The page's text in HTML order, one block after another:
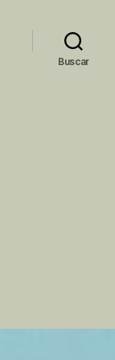
Buscar